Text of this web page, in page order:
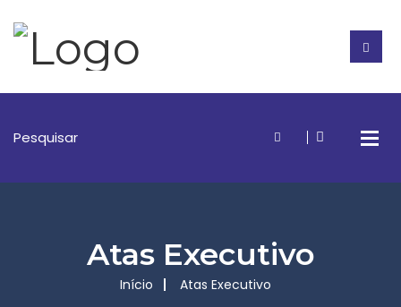
Atas Executivo
Início Atas Executivo